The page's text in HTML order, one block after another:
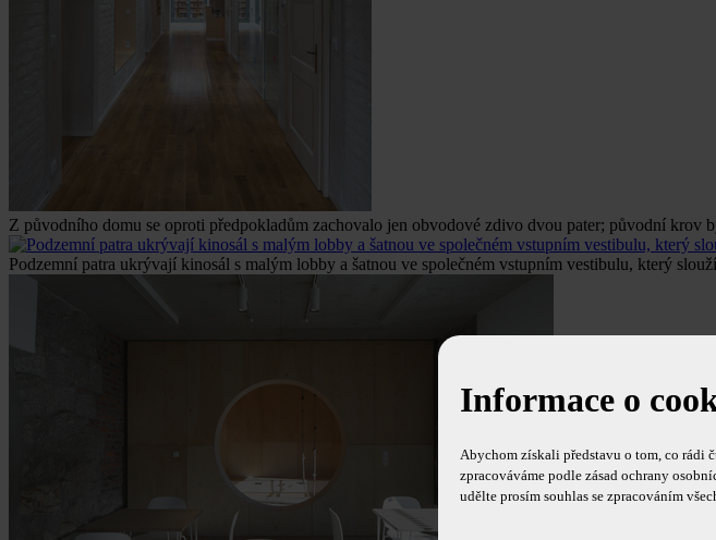
Z původního domu se oproti předpokladům zachovalo jen obvodové zdivo dvou pater; původní krov
Podzemní patra ukrývají kinosál s malým lobby a šatnou ve společném vstupním vestibulu, který
Informace o
Abychom získali představu o tom, co rádi
zpracováváme podle zásad ochrany
udělte prosím souhlas se zpracováním